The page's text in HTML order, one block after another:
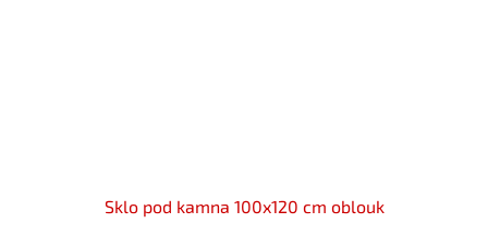
Sklo pod kamna 100x120 cm oblouk